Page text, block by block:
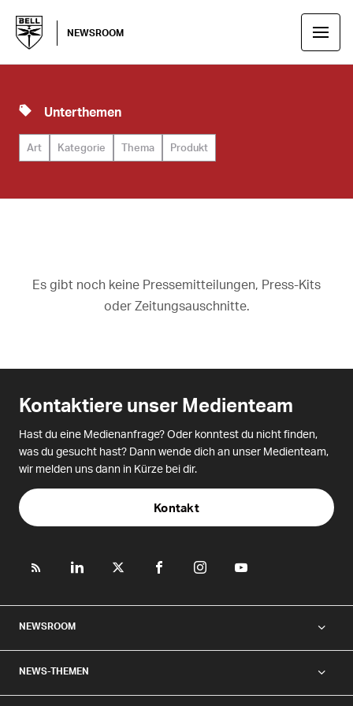
NEWSROOM
Unterthemen
Art Kategorie Thema Produkt
Es gibt noch keine Pressemitteilungen, Press-Kits
oder Zeitungsauschnitte.
Kontaktiere unser Medienteam
Hast du eine Medienanfrage? Oder konntest du nicht finden,
was du gesucht hast? Dann wende dich an unser Medienteam,
wir melden uns dann in Kürze bei dir.
Kontakt
NEWSROOM
NEWS-THEMEN